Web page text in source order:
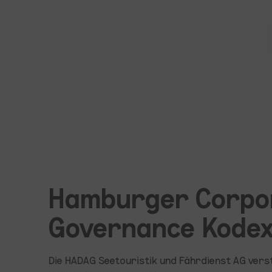
Hamburger
Governance
Die HADAG Seetouristik und Fährdienst AG